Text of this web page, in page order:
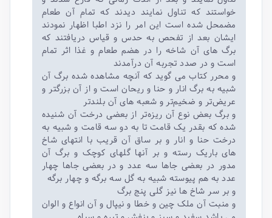
خواستند که تناول نمایند دیدند که تمام آن طعام
مضمحل شده است این امر را نزد اطبا اظهار نمودند
ایشان بعد از تفحص به حدس و قیاس دریافتند که
برگ های آن شاخه را در هضم طعام و غذا اثر تمام
است و در صدد تجربه آن درآمدند
و محرر کتاب می گوید که آنچه مشاهده شده برگ آن
شبیه به برگ انار و حنا و ریحان است و از آن بزرگتر و
عریض‌تر و ضخیم‌تر و شعبه های آن بلند‌تر
و برگ بعض نوع آن ریزه‌تر از بعضی درخت آن شنیده
شده که بقدر یک قامت تا به دو سه قامت و شبیه به
درخت حنا و انار و بر ساق آن قریب با انتهای شاخ
های باریک رسته و بر آنها گلهای کوچک و برگ آن
مدور در بعضی جاها سه عدد و در بعضی جاها چهار
عدد به هم پیوسته شبیه به گل سه برگه و چهار برگه
و بر سر شاخ ها نیز گلی پنج برگ
و منبت آن ملک چین و خطا و نیپال و آن انواع و الوان